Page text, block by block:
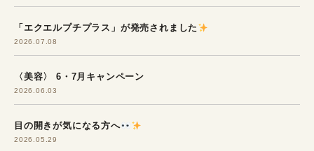
「エクエルプチプラス」が発売されました
2026.07.08
〈美容〉 6・7月キャンペーン
2026.06.03
目の開きが気になる方へ
2026.05.29